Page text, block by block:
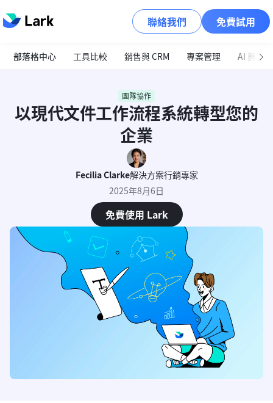
聯絡我們 免費試用
部落格中心 工具比較 銷售與 CRM 專案管理 AI 與自
團隊協作
以現代文件工作流程系統轉型您的
企業
Fecilia Clarke解決方案行銷專家
2025年8月6日
免費使用 Lark